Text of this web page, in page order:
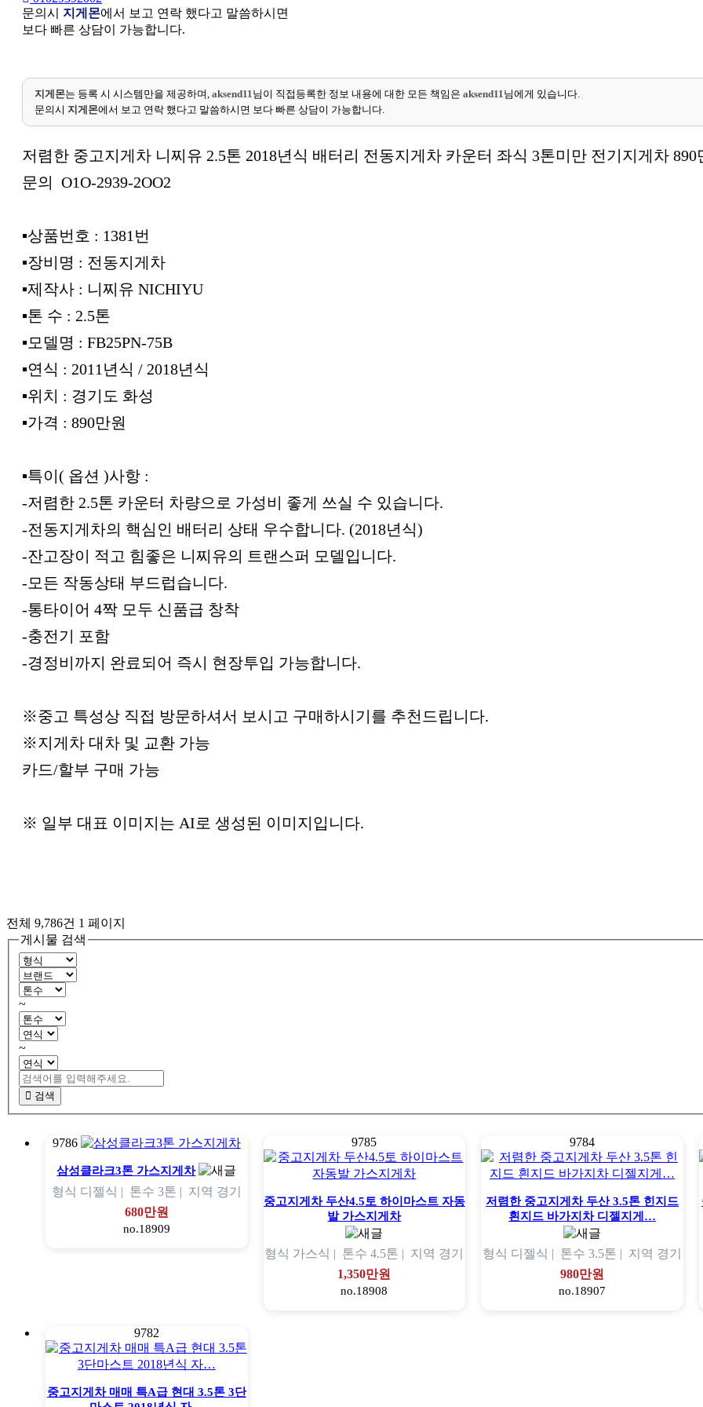
문의시 지게몬에서 보고 연락 했다고 말씀하시면
보다 빠른 상담이 가능합니다.
지게몬는 등록 시 시스템만을 제공하며, aksend11 님이 직접등록한 정보 내용에 대한 모든 책임은 aksend11 님에게 있습니다.
문의시 지게몬에서 보고 연락 했다고 말씀하시면 보다 빠른 상담이 가능합니다.
저렴한 중고지게차 니찌유 2.5톤 2018년식 배터리 전동지게차 카운터 좌식 3톤미만 전기지게차 890
문의 O1O-2939-2OO2
▪︎상품번호 : 1381번
▪︎장비명 : 전동지게차
▪︎제작사 : 니찌유 NICHIYU
▪︎톤 수 : 2.5톤
▪︎모델명 : FB25PN-75B
▪︎연식 : 2011년식 / 2018년식
▪︎위치 : 경기도 화성
▪︎가격 : 890만원
▪︎특이( 옵션 )사항 :
-저렴한 2.5톤 카운터 차량으로 가성비 좋게 쓰실 수 있습니다.
-전동지게차의 핵심인 배터리 상태 우수합니다. (2018년식)
-잔고장이 적고 힘좋은 니찌유의 트랜스퍼 모델입니다.
-모든 작동상태 부드럽습니다.
-통타이어 4짝 모두 신품급 창착
-충전기 포함
-경정비까지 완료되어 즉시 현장투입 가능합니다.
※중고 특성상 직접 방문하셔서 보시고 구매하시기를 추천드립니다.
※지게차 대차 및 교환 가능
카드/할부 구매 가능
※ 일부 대표 이미지는 AI로 생성된 이미지입니다.
전체 9,786건 1 페이지
게시물 검색
~
~
검색
9786
삼성클라크3톤 가스지게차
형식 디젤식 | 톤수 3톤 | 지역 경기
680만원
no.18909
9785
중고지게차 두산4.5토 하이마스트 자동
발 가스지게차
형식 가스식 | 톤수4.5톤 | 지역 경기
1,350만원
no.18908
9784
저렴한 중고지게차 두산 3.5톤 힌지드
흰지드 바가지차 디젤지게…
형식 디젤식 | 톤수 3.5톤 | 지역 경기
980만원
no.18907
9782
중고지게차 매매 특A급 현대 3.5톤 3단